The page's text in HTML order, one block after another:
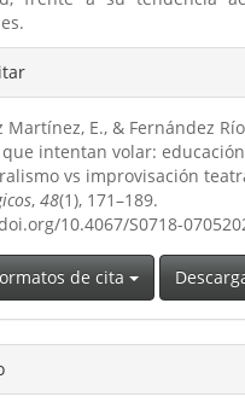
Martínez, E., & Fernández
que intentan volar:
vs improvisación
, 48(1), 171–189.
10.4067/S0718-
de cita